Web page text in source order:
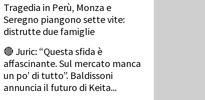
Tragedia in Perù, Monza e
Seregno piangono sette vite:
distrutte due famiglie
🔴 Juric: “Questa sfida è
affascinante. Sul mercato manca
un po’ di tutto”. Baldissoni
annuncia il futuro di Keita...